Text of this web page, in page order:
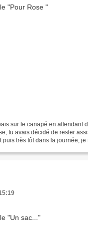
sur le canapé en attendant
tu avais décidé de rester
puis très tôt dans la journée, je